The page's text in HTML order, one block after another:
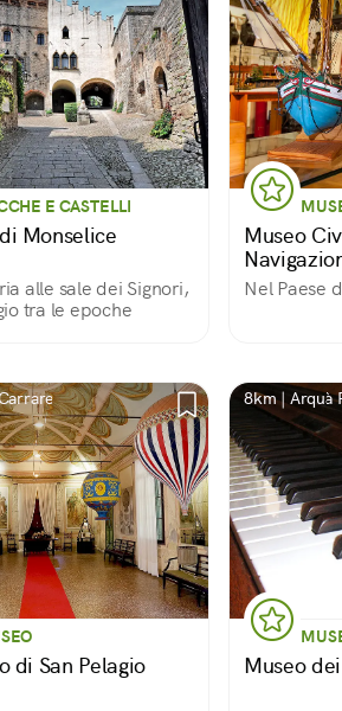
E CASTELLI
Monselice
alle sale dei Signori,
tra le epoche
Museo
Battaglia
Nel Paese
di San Pelagio
8km | Arquà
Museo